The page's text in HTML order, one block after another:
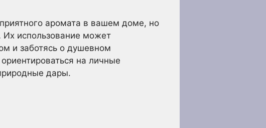
аромата в вашем доме, но
использование может
и заботясь о душевном
на личные
дары.